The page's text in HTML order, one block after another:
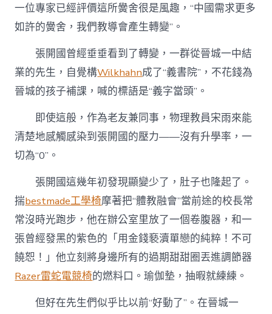
一位專家已經評價這所黌舍很是風趣，“中國需求更多
如許的黌舍，我們教導會產生轉變”。
張開國曾經垂垂看到了轉變，一群從晉城一中結
業的先生，自覺構Wilkhahn成了“義書院”，不花錢為
晉城的孩子補課，喊的標語是“義字當頭”。
即使這般，作為老友兼同事，物理教員宋雨來能
清楚地感觸感染到張開國的壓力——沒有升學率，一
切為“0”。
張開國這幾年初發現顯變少了，肚子也隆起了。
揣bestmade工學椅摩著把“體教融會”當前途的校長常
常沒時光跑步，他在辦公室里放了一個卷腹器，和一
張曾經發黑的紫色的「用金錢褻瀆單戀的純粹！不可
饒恕！」他立刻將身邊所有的過期甜甜圈丟進調節器
Razer雷蛇電競椅的燃料口。瑜伽墊，抽暇就練練。
但好在先生們似乎比以前“好動了”。在晉城一